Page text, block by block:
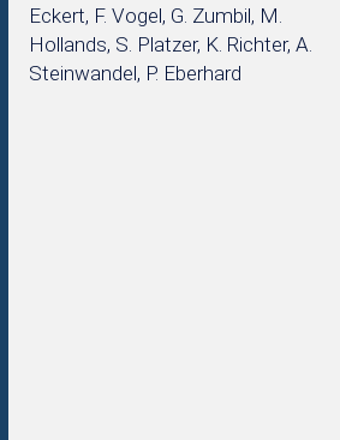
Eckert, F. Vogel, G. Zumbil, M.
Hollands, S. Platzer, K. Richter, A.
Steinwandel, P. Eberhard